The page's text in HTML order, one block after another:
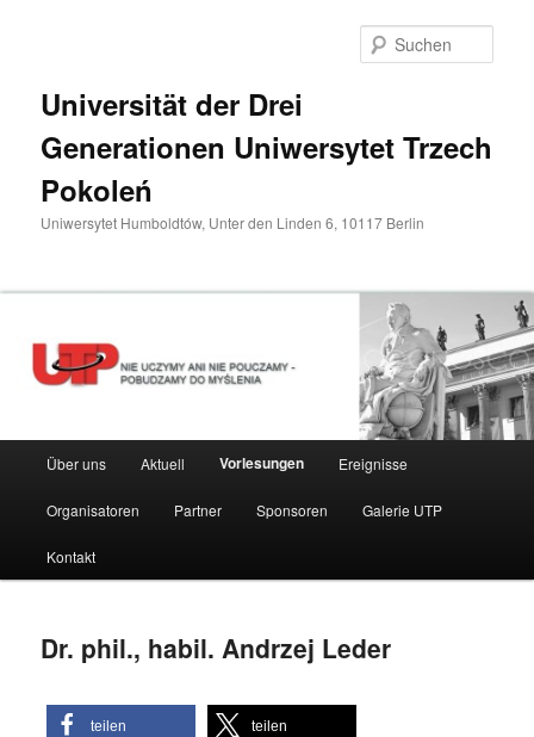
Universität der Drei
Generationen Uniwersytet Trzech
Pokoleń
Uniwersytet Humboldtów, Unter den Linden 6, 10117 Berlin
HauptmenüÜber uns Aktuell Vorlesungen Ereignisse
Organisatoren Partner Sponsoren Galerie UTP
Kontakt
Dr. phil., habil. Andrzej Leder
teilen teilen